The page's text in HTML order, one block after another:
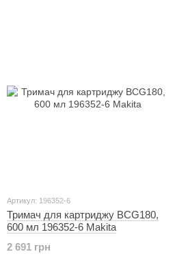
Артикул: 196352-6
Тримач для картриджу BCG180,
600 мл 196352-6 Makita
2 691 грн